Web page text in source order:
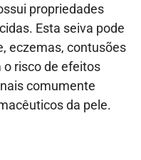
propriedades
Esta seiva pode
eczemas, contusões
o risco de efeitos
comumente
da pele.